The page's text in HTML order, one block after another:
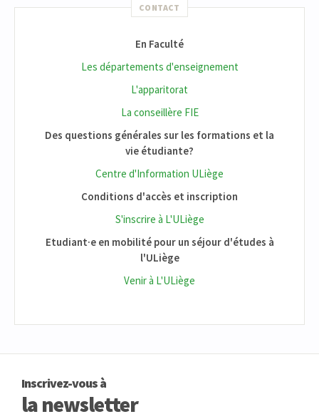
CONTACT
En Faculté
Les départements d'enseignement
L'apparitorat
La conseillère FIE
Des questions générales sur les formations et la
vie étudiante?
Centre d'Information ULiège
Conditions d'accès et inscription
S'inscrire à L'ULiège
Etudiant·e en mobilité pour un séjour d'études à
l'ULiège
Venir à L'ULiège
Inscrivez-vous à
la newsletter